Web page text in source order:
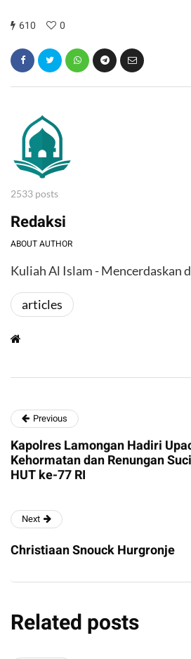
610 0
2533 posts
Redaksi
ABOUT AUTHOR
Kuliah Al Islam - Mencerdaskan
articles
Previous
Kapolres Lamongan Hadiri
Kehormatan dan Renungan
HUT ke-77 RI
Next
Christiaan Snouck Hurgronje
Related posts